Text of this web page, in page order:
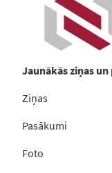
Jaunākās ziņas
Ziņas
Pasākumi
Foto